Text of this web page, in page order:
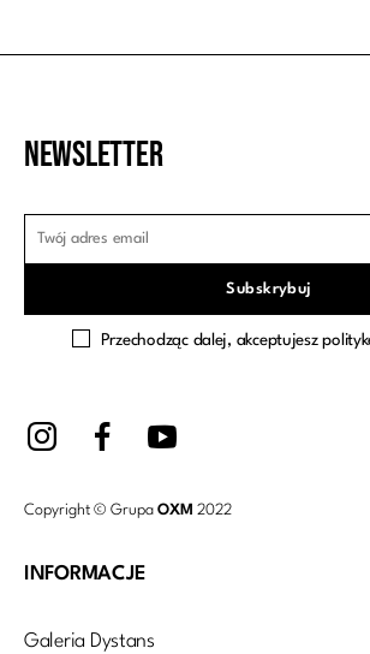
Newsletter
Przechodząc dalej, akceptujesz
Copyright © Grupa OXM 2022
INFORMACJE
Galeria Dystans